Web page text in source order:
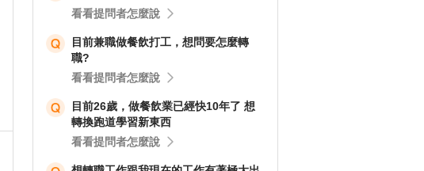
看看提問者怎麼說
目前兼職做餐飲打工，想問要怎麼轉
職?
看看提問者怎麼說
目前26歲，做餐飲業已經快10年了 想
轉換跑道學習新東西
看看提問者怎麼說